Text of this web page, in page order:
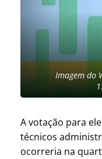
Imagem do
A votação para
técnicos
ocorreria na